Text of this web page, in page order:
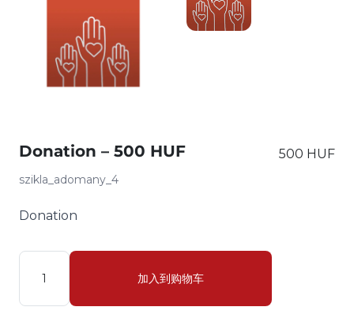
Donation – 500 HUF 500 HUF
szikla_adomany_4
Donation
数量
加入到购物车